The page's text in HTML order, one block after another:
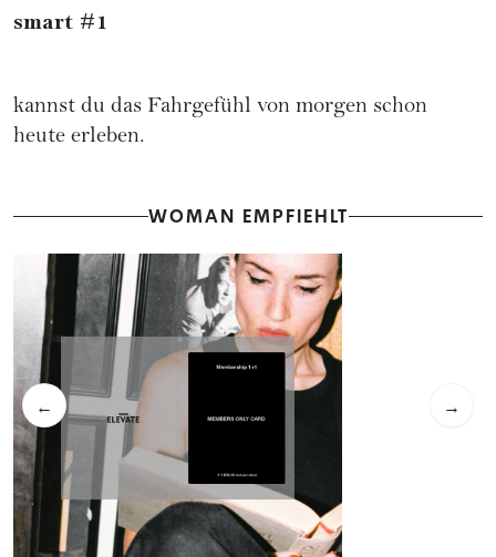
smart #1
kannst du das Fahrgefühl von morgen schon
heute erleben.
WOMAN EMPFIEHLT
← →